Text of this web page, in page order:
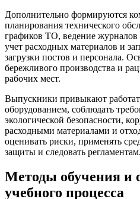
Дополнительно формируются
планирования технического
графиков ТО, ведение журналов
учет расходных материалов и
загрузки постов и персонала.
бережливого производства и
рабочих мест.
Выпускники привыкают
оборудованием, соблюдать
экологической безопасности,
расходными материалами и
оценивать риски, применять
защиты и следовать регламентам.
Методы обучения и
учебного процесса